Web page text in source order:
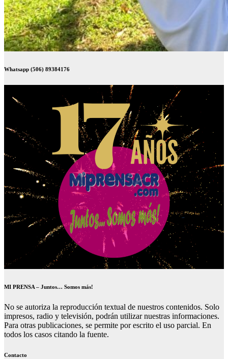
Whatsapp (506) 89384176
MI PRENSA – Juntos… Somos más!
No se autoriza la reproducción textual de nuestros contenidos. Solo
impresos, radio y televisión, podrán utilizar nuestras informaciones.
Para otras publicaciones, se permite por escrito el uso parcial. En
todos los casos citando la fuente.
Contacto